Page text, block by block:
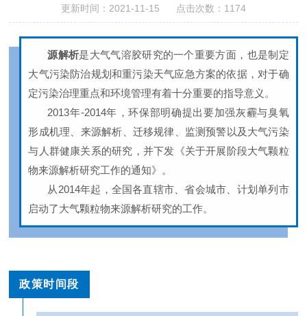
更新时间：2021-11-15 点击次数：1174
源解析是大气气溶胶研究的一个重要方面，也是制定
大气污染防治规划和重污染天气应急方案的依据，对于确
定污染治理重点和环境管理有着十分重要的指导意义。
2013年-2014年，环保部明确提出要加强灰霾与臭氧
形成机理、来源解析、迁移规律、监测预警以及大气污染
与人群健康关系的研究，并下发《关于开展阶段大气颗粒
物来源解析研究工作的通知》。
从2014年起，全国各直辖市、省会城市、计划单列市
启动了大气颗粒物来源解析研究的工作。
政策时间段